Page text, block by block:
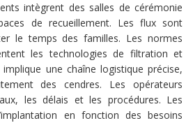
intègrent des salles de cérémonie
de recueillement. Les flux sont
le temps des familles. Les normes
les technologies de filtration et
implique une chaîne logistique précise,
des cendres. Les opérateurs
les délais et les procédures. Les
en fonction des besoins